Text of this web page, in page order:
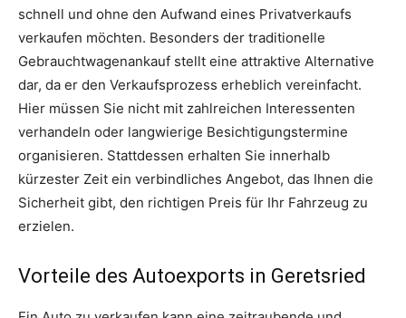
schnell und ohne den Aufwand eines Privatverkaufs
verkaufen möchten. Besonders der traditionelle
Gebrauchtwagenankauf stellt eine attraktive Alternative
dar, da er den Verkaufsprozess erheblich vereinfacht.
Hier müssen Sie nicht mit zahlreichen Interessenten
verhandeln oder langwierige Besichtigungstermine
organisieren. Stattdessen erhalten Sie innerhalb
kürzester Zeit ein verbindliches Angebot, das Ihnen die
Sicherheit gibt, den richtigen Preis für Ihr Fahrzeug zu
erzielen.
Vorteile des Autoexports in Geretsried